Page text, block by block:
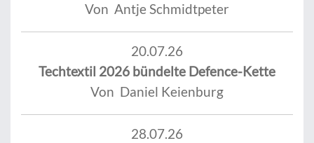
Von Antje Schmidtpeter
20.07.26
Techtextil 2026 bündelte Defence-Kette
Von Daniel Keienburg
28.07.26